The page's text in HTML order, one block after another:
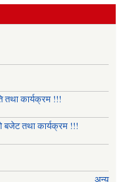
तथा कार्यक्रम !!!
बजेट तथा कार्यक्रम !!!
अन्य